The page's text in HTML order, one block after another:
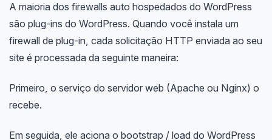
A maioria dos firewalls auto hospedados do WordPress
são plug-ins do WordPress. Quando você instala um
firewall de plug-in, cada solicitação HTTP enviada ao seu
site é processada da seguinte maneira:
Primeiro, o serviço do servidor web (Apache ou Nginx) o
recebe.
Em seguida, ele aciona o bootstrap / load do WordPress